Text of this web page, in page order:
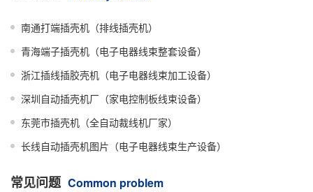
南通打端插壳机（排线插壳机）
青海端子插壳机（电子电器线束整套设备）
浙江插线插胶壳机（电子电器线束加工设备）
深圳自动插壳机厂（家电控制板线束设备）
东莞市插壳机（全自动裁线机厂家）
长线自动插壳机图片（电子电器线束生产设备）
常见问题 Common problem